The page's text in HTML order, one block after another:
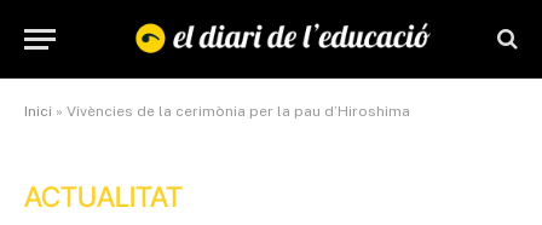
Inici » Vivències de la cerimònia per la pau d’Hiroshima
ACTUALITAT